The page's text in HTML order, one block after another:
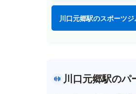
川口元郷駅のスポーツ
川口元郷駅のパ